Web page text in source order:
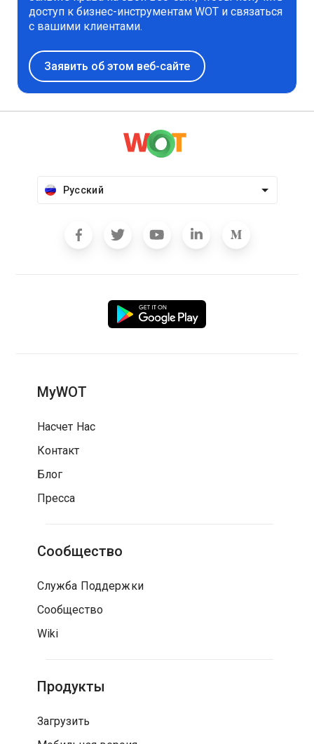
доступ к бизнес-инструментам WOT и связаться
с вашими клиентами.
Заявить об этом веб-сайте
Русский
MyWOT
Насчет Нас
Контакт
Блог
Пресса
Сообщество
Служба Поддержки
Сообщество
Wiki
Продукты
Загрузить